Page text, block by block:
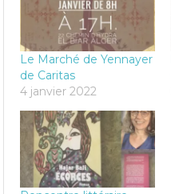
Le Marché de Yennayer
de Caritas
4 janvier 2022